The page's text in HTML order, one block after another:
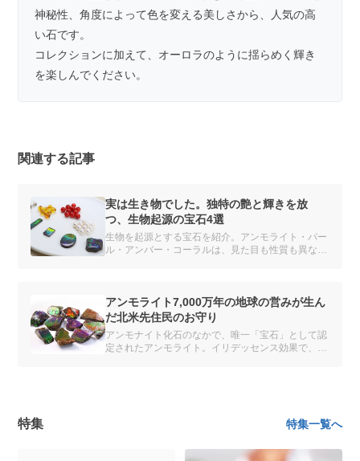
神秘性、角度によって色を変える美しさから、人気の高
い石です。
コレクションに加えて、オーロラのように揺らめく輝き
を楽しんでください。
関連する記事
実は生き物でした。独特の艶と輝きを放
つ、生物起源の宝石4選
生物を起源とする宝石を紹介。アンモライト・パー
ル・アンバー・コーラルは、見た目も性質も異なる
アンモライト7,000万年の地球の営みが生ん
だ北米先住民のお守り
アンモナイト化石のなかで、唯一「宝石」として認
定されたアンモライト。イリデッセンス効果で、さ
特集 特集一覧へ